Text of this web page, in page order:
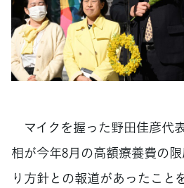
マイクを握った野田佳彦代
相が今年8月の高額療養費の
り方針との報道があったこと